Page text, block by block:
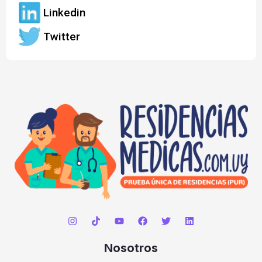
Linkedin
Twitter
Nosotros